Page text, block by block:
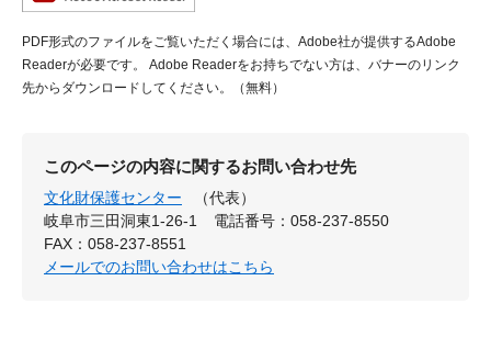
PDF形式のファイルをご覧いただく場合には、Adobe社が提供するAdobe
Readerが必要です。
Adobe Readerをお持ちでない方は、バナーのリンク
先からダウンロードしてください。（無料）
このページの内容に関するお問い合わせ先
文化財保護センター
（代表）
岐阜市三田洞東1-26-1
電話番号：058-237-8550
FAX：058-237-8551
メールでのお問い合わせはこちら